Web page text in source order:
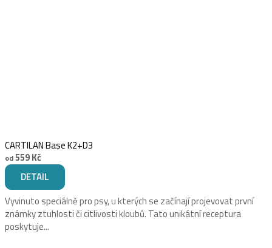
CARTILAN Base K2+D3
od559 Kč
DETAIL
Vyvinuto speciálně pro psy, u kterých se začínají projevovat první
známky ztuhlosti či citlivosti kloubů. Tato unikátní receptura
poskytuje...